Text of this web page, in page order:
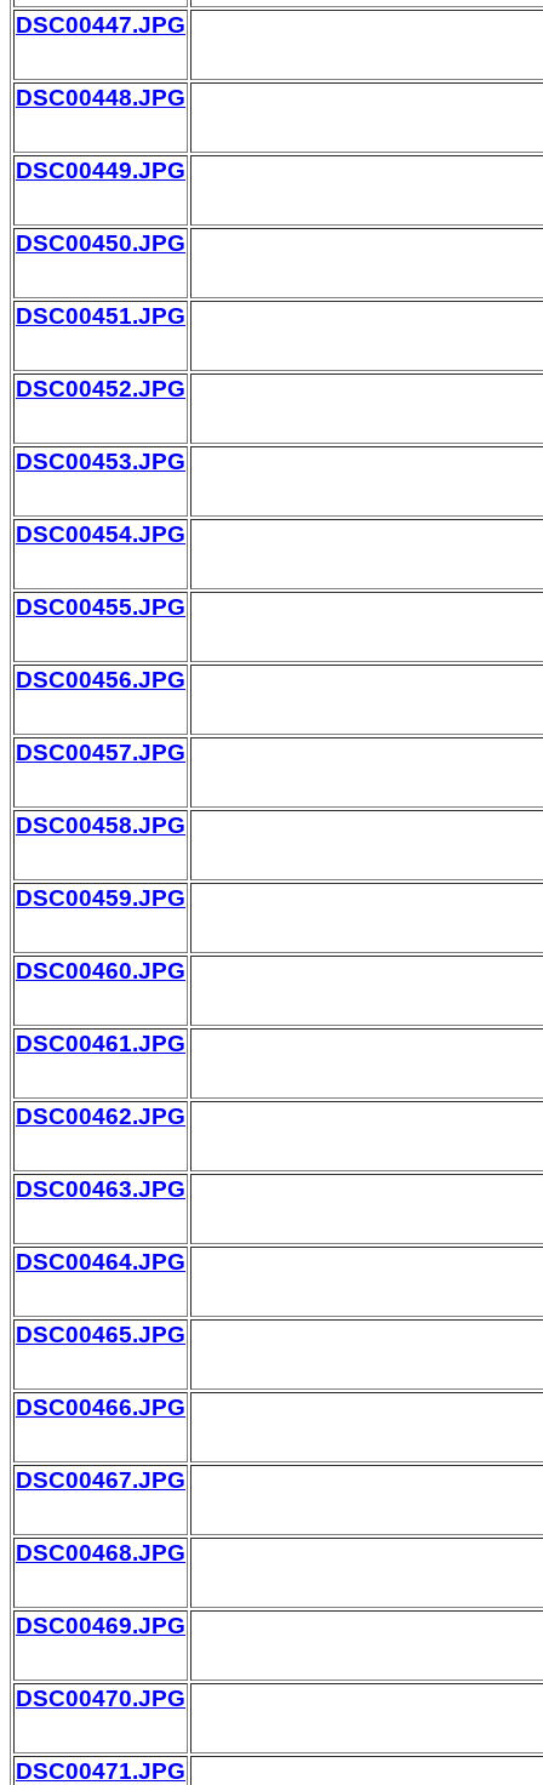
DSC00447.JPG
DSC00448.JPG
DSC00449.JPG
DSC00450.JPG
DSC00451.JPG
DSC00452.JPG
DSC00453.JPG
DSC00454.JPG
DSC00455.JPG
DSC00456.JPG
DSC00457.JPG
DSC00458.JPG
DSC00459.JPG
DSC00460.JPG
DSC00461.JPG
DSC00462.JPG
DSC00463.JPG
DSC00464.JPG
DSC00465.JPG
DSC00466.JPG
DSC00467.JPG
DSC00468.JPG
DSC00469.JPG
DSC00470.JPG
DSC00471.JPG